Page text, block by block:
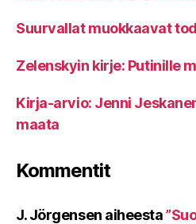
Suurvallat muokkaavat
Zelenskyin kirje: Putinille
Kirja-arvio: Jenni
maata
Kommentit
J. Jörgensen aiheesta